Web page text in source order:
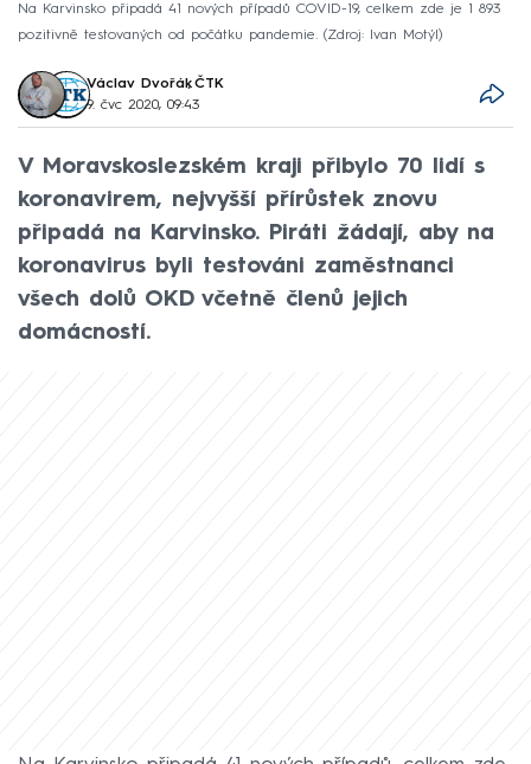
Na Karvinsko připadá 41 nových případů COVID-19, celkem zde je 1 893
pozitivně testovaných od počátku pandemie.
Zdroj: Ivan Motýl
Václav Dvořák, ČTK
9. čvc 2020, 09:43
V Moravskoslezském kraji přibylo 70 lidí s
koronavirem, nejvyšší přírůstek znovu
připadá na Karvinsko. Piráti žádají, aby na
koronavirus byli testováni zaměstnanci
všech dolů OKD včetně členů jejich
domácností.